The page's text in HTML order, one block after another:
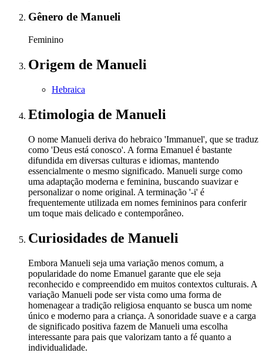
Gênero de Manueli
Feminino
Origem de Manueli
Hebraica
Etimologia de Manueli
O nome Manueli deriva do hebraico 'Immanuel', que se traduz
como 'Deus está conosco'. A forma Emanuel é bastante
difundida em diversas culturas e idiomas, mantendo
essencialmente o mesmo significado. Manueli surge como
uma adaptação moderna e feminina, buscando suavizar e
personalizar o nome original. A terminação '-i' é
frequentemente utilizada em nomes femininos para conferir
um toque mais delicado e contemporâneo.
Curiosidades de Manueli
Embora Manueli seja uma variação menos comum, a
popularidade do nome Emanuel garante que ele seja
reconhecido e compreendido em muitos contextos culturais. A
variação Manueli pode ser vista como uma forma de
homenagear a tradição religiosa enquanto se busca um nome
único e moderno para a criança. A sonoridade suave e a carga
de significado positiva fazem de Manueli uma escolha
interessante para pais que valorizam tanto a fé quanto a
individualidade.